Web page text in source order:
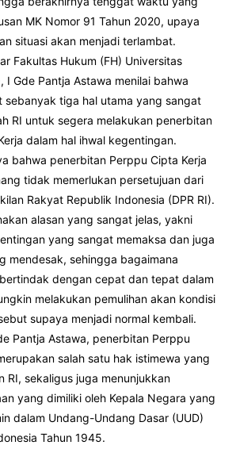
MK Nomor 91 Tahun 2020, upaya
situasi akan menjadi terlambat.
Fakultas Hukum (FH) Universitas
I Gde Pantja Astawa menilai bahwa
tiga hal utama yang sangat
RI untuk segera melakukan penerbitan
dalam hal ihwal kegentingan.
bahwa penerbitan Perppu Cipta Kerja
tidak memerlukan persetujuan dari
Rakyat Republik Indonesia (DPR RI).
alasan yang sangat jelas, yakni
yang sangat memaksa dan juga
mendesak, sehingga bagaimana
dengan cepat dan tepat dalam
melakukan pemulihan akan kondisi
supaya menjadi normal kembali.
Pantja Astawa, penerbitan Perppu
salah satu hak istimewa yang
RI, sekaligus juga menunjukkan
yang dimiliki oleh Kepala Negara yang
dalam Undang-Undang Dasar (UUD)
Tahun 1945.